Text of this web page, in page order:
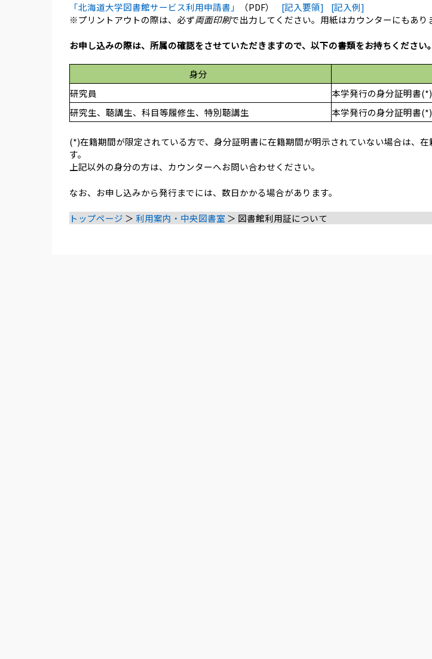
「北海道大学図書館サービス利用申請書」 （PDF） [記入要領]
[記入例]
※プリントアウトの際は、必ず両面印刷で出力してください。用紙はカウンターにもあり
お申し込みの際は、所属の確認をさせていただきますので、以下の書類をお持ちください。
身分
研究員
本学発行の身分証明書
研究生、聴講生、科目等履修生、特別聴講生
本学発行の身分証明書(*)
(*)在籍期間が限定されている方で、身分証明書に在籍期間が明示されていない場合は、
す。
上記以外の身分の方は、カウンターへお問い合わせください。
なお、お申し込みから発行までには、数日かかる場合があります。
トップページ ＞ 利用案内・中央図書室 ＞ 図書館利用証について